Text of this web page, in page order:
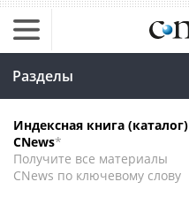
Разделы
Индексная книга (каталог)
CNews*
Получите все материалы
CNews по ключевому слову